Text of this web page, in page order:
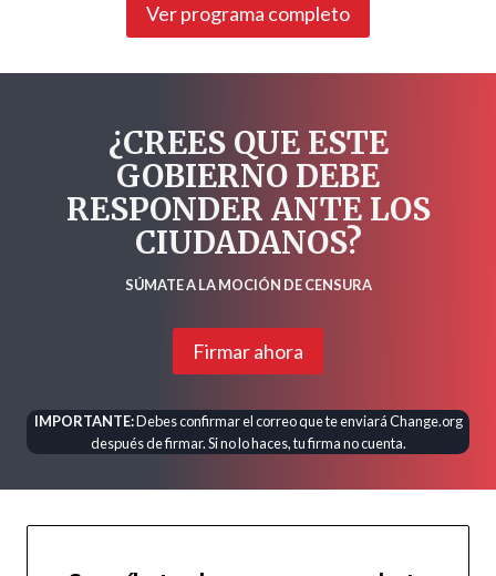
Ver programa completo
¿CREES QUE ESTE
GOBIERNO DEBE
RESPONDER ANTE LOS
CIUDADANOS?
SÚMATE A LA MOCIÓN DE CENSURA
Firmar ahora
IMPORTANTE:Debes confirmar el correo que te enviará Change.org
después de firmar. Si no lo haces, tu firma no cuenta.